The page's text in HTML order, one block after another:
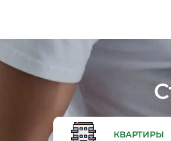
КВАРТИРЫ